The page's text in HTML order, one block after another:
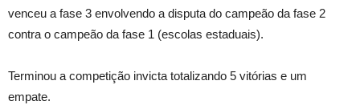
venceu a fase 3 envolvendo a disputa do campeão da fase 2
contra o campeão da fase 1 (escolas estaduais).
Terminou a competição invicta totalizando 5 vitórias e um
empate.